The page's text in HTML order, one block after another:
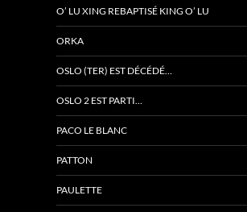
O’ LU XING REBAPTISÉ KING O’ LU
ORKA
OSLO (TER) EST DÉCÉDÉ…
OSLO 2 EST PARTI…
PACO LE BLANC
PATTON
PAULETTE